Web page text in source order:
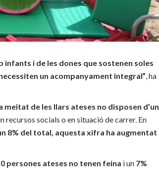
infants i de les dones que sostenen soles
un acompanyament integral”, ha
meitat de les llars ateses no disposen d’un
recursos socials o en situació de carrer. En
8% del total, aquesta xifra ha augmentat
persones ateses no tenen feina i un 7%